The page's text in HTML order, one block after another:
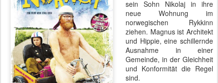
sein Sohn Nikolaj in ihre
neue Wohnung im
norwegischen Rykkinn
ziehen. Magnus ist Architekt
und Hippie, eine schillernde
Ausnahme in einer
Gemeinde, in der Gleichheit
und Konformität die Regel
sind.